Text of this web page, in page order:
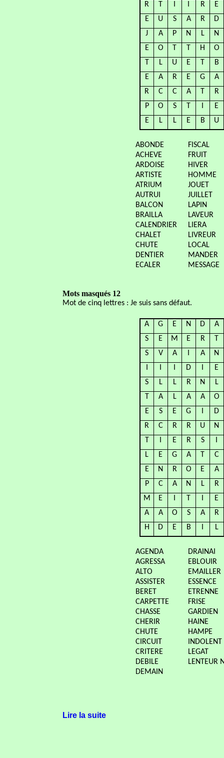
R
T R
E
E
U S A R
D
J
A P N L
N
E
O T T H
O
T
L U E T
B
E
A R E G
A
R
C C A T
R
P
O S T
E
E
L L E B U
ABONDE
ACHEVE
ARDOISE
ARTISTE
ATRIUM
AUTRUI
BALCON
BRAILLA
CALENDRIER
CHALET
CHUTE
DENTIER
ECALER
FISCAL
FRUIT
HIVER
HOMME
JOUET
JUILLET
LAPIN
LAVEUR
LIERA
LIVREUR
LOCAL
MANDER
MESSAGE
Mots masqués 12
Mot de cinq lettres : Je suis sans défaut.
A G E N D
A
S
E M E R
T
S
V A A
N
D
E
S
L L R N
L
T
A L A A
O
E
S E G
D
R
C R R U
N
T
E R S
L
E G A T
C
E
N R O E
A
P
C A N L
R
M
E T
E
A
A O S A
R
H
D E B L
AGENDA
AGRESSA
ALTO
ASSISTER
BERET
CARPETTE
CHASSE
CHERIR
CHUTE
CIRCUIT
CRITERE
DEBILE
DEMAIN
DRAINAI
EBLOUIR
EMAILLER
ESSENCE
ETRENNE
FRISE
GARDIEN
HAINE
HAMPE
INDOLENT
LEGAT
LENTEUR
Lire la suite